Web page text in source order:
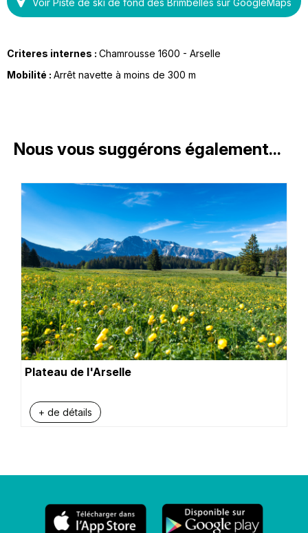
Voir Piste de ski de fond des Brimbelles sur GoogleMaps
Criteres internes : Chamrousse 1600 - Arselle
Mobilité : Arrêt navette à moins de 300 m
Nous vous suggérons également...
Plateau de l'Arselle
+ de détails